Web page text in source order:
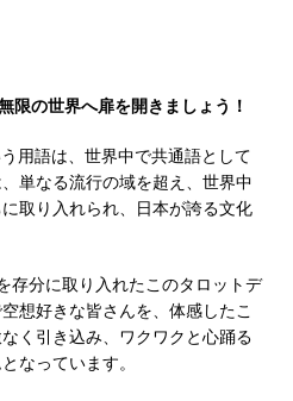
限の世界へ扉を開きましょう！
用語は、世界中で共通語として
単なる流行の域を超え、世界中
取り入れられ、日本が誇る文化
存分に取り入れたこのタロットデ
想好きな皆さんを、体感したこ
く引き込み、ワクワクと心踊る
なっています。